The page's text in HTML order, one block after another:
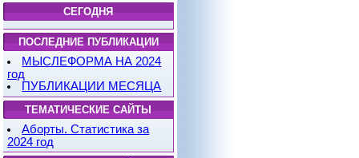
СЕГОДНЯ
ПОСЛЕДНИЕ ПУБЛИКАЦИИ
МЫСЛЕФОРМА НА 2024
год
ПУБЛИКАЦИИ МЕСЯЦА
ТЕМАТИЧЕСКИЕ САЙТЫ
Аборты. Статистика за
2024 год